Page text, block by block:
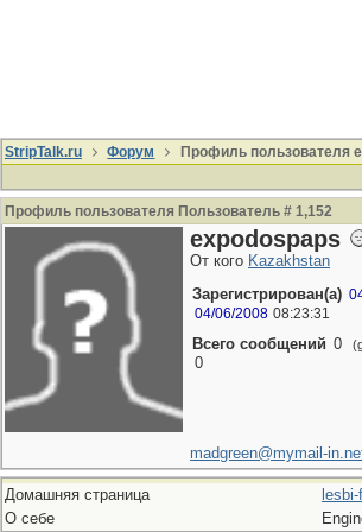
StripTalk.ru Форум
Профиль пользователя
Профиль пользователя Пользователь # 1,152
expodospaps
От кого Kazakhstan
Зарегистрирован(а)
04/06/2008 08:23:31
Всего сообщений 0
0
madgreen@mymail-
Домашняя страница
О себе